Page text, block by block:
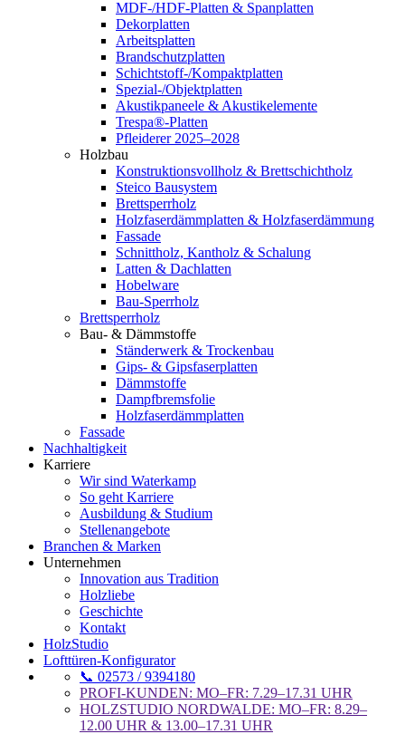
MDF-/HDF-Platten & Spanplatten
Dekorplatten
Arbeitsplatten
Brandschutzplatten
Schichtstoff-/Kompaktplatten
Spezial-/Objektplatten
Akustikpaneele & Akustikelemente
Trespa®-Platten
Pfleiderer 2025–2028
Holzbau
Konstruktionsvollholz & Brettschichtholz
Steico Bausystem
Brettsperrholz
Holzfaserdämmplatten & Holzfaserdämmung
Fassade
Schnittholz, Kantholz & Schalung
Latten & Dachlatten
Hobelware
Bau-Sperrholz
Brettsperrholz
Bau- & Dämmstoffe
Ständerwerk & Trockenbau
Gips- & Gipsfaserplatten
Dämmstoffe
Dampfbremsfolie
Holzfaserdämmplatten
Fassade
Nachhaltigkeit
Karriere
Wir sind Waterkamp
So geht Karriere
Ausbildung & Studium
Stellenangebote
Branchen & Marken
Unternehmen
Innovation aus Tradition
Holzliebe
Geschichte
Kontakt
HolzStudio
Lofttüren-Konfigurator
📞 02573 / 9394180
PROFI-KUNDEN: MO–FR: 7.29–17.31 UHR
HOLZSTUDIO NORDWALDE: MO–FR: 8.29–
12.00 UHR & 13.00–17.31 UHR